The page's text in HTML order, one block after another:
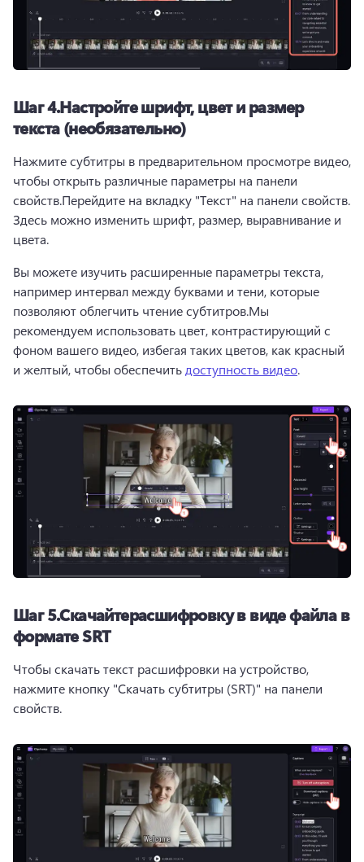
Шаг 4.Настройте шрифт, цвет и размер
текста (необязательно)
Нажмите субтитры в предварительном просмотре видео,
чтобы открыть различные параметры на панели
свойств.
Здесь можно изменить шрифт, размер, выравнивание и
цвета.
Вы можете изучить расширенные параметры текста,
например интервал между буквами и тени, которые
позволяют облегчить чтение субтитров.Мы
рекомендуем использовать цвет, контрастирующий с
фоном вашего видео, избегая таких цветов, как красный
и желтый, чтобы обеспечить доступность видео.
Шаг 5.Скачайтерасшифровку в виде файла в
формате SRT
Чтобы скачать текст расшифровки на устройство,
нажмите кнопку "Скачать субтитры (SRT)" на панели
свойств.